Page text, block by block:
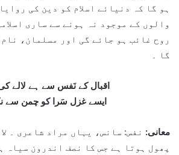
ہو گا کہ دنیائے اسلام کو دین کی
والوں کے موجود نہ ہونے سے ساری
روح غائب ہو جائے گی اور مسلمان،
گا ۔
اقبال کے نَفس سے ہے لالے کی
ایسے غزل سَرا کو چمن سے
معانی: نفس: سانس، یہاں مراد شاعری ۔
پھول ہوتا ہے جس کا نصف اندرون سیاہ